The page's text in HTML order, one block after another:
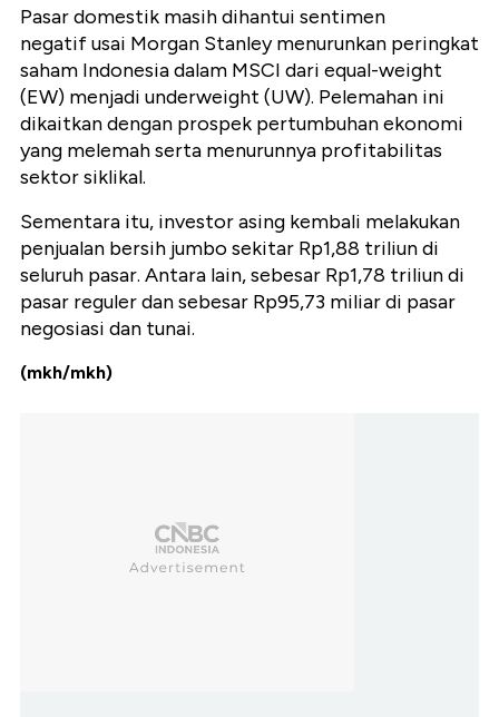
Pasar domestik masih dihantui sentimen
negatif usai Morgan Stanley menurunkan peringkat
saham Indonesia dalam MSCI dari equal-weight
(EW) menjadi underweight (UW). Pelemahan ini
dikaitkan dengan prospek pertumbuhan ekonomi
yang melemah serta menurunnya profitabilitas
sektor siklikal.
Sementara itu, investor asing kembali melakukan
penjualan bersih jumbo sekitar Rp1,88 triliun di
seluruh pasar. Antara lain, sebesar Rp1,78 triliun di
pasar reguler dan sebesar Rp95,73 miliar di pasar
negosiasi dan tunai.
(mkh/mkh)